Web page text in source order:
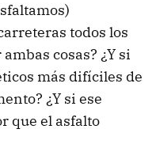
todos los
cosas? ¿Y si
más difíciles de
¿Y si ese
que el asfalto